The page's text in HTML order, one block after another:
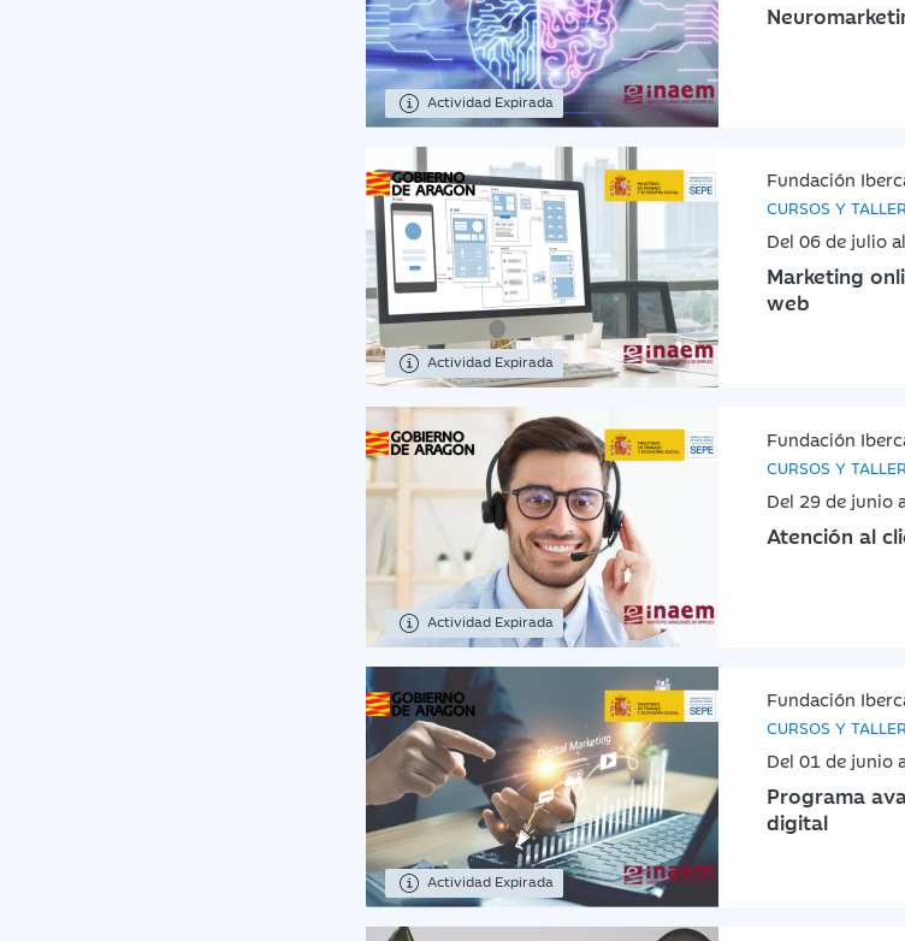
Actividad Expirada
Actividad Expirada
Fundación
CURSOS Y
Del 06 de julio
Marketing
web
Actividad Expirada
Fundación
CURSOS Y
Del 29 de junio
Atención al
Actividad Expirada
Fundación
CURSOS Y
Del 01 de junio
Programa
digital